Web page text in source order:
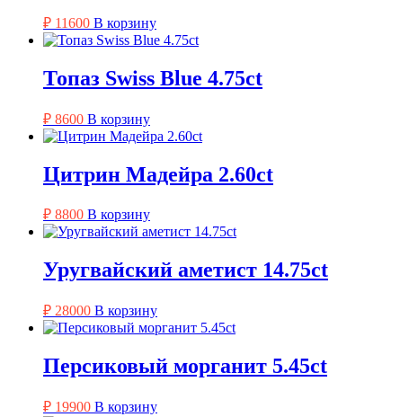
₽ 11600 В корзину
Топаз Swiss Blue 4.75ct
₽ 8600 В корзину
Цитрин Мадейра 2.60ct
₽ 8800 В корзину
Уругвайский аметист 14.75ct
₽ 28000 В корзину
Персиковый морганит 5.45ct
₽ 19900 В корзину